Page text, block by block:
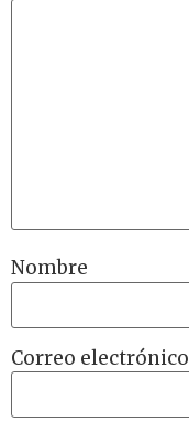
Nombre
Correo electrónico